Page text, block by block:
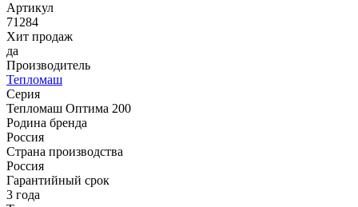
Артикул
71284
Хит продаж
да
Производитель
Тепломаш
Серия
Тепломаш Оптима 200
Родина бренда
Россия
Страна производства
Россия
Гарантийный срок
3 года